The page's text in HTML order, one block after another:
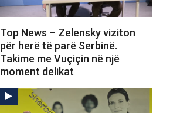
Top News – Zelensky viziton
për herë të parë Serbinë.
Takime me Vuçiçin në një
moment delikat